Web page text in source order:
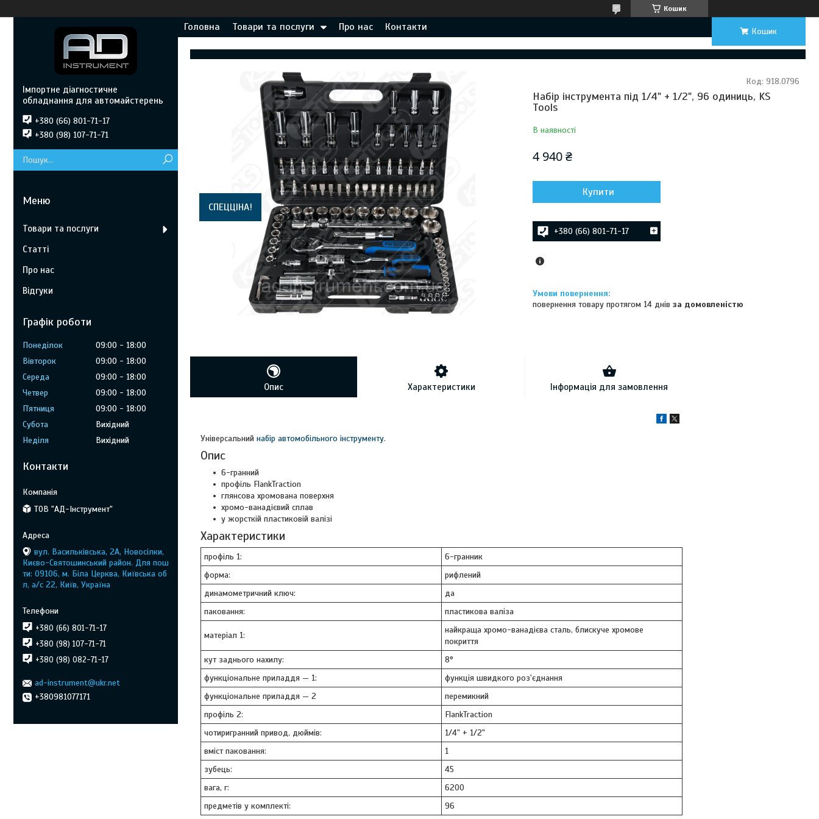
Кошик
Головна Товари та послуги Про нас Контакти Кошик
СПЕЦЦІНА!
Набір інструмента під 1/4" + 1/2", 96 одиниць, KS
Tools
В наявності
Код: 918.0796
4 940 ₴
Купити
+380 (66) 801-71-17
повернення товару протягом 14 днівза домовленістю
Опис Характеристики Інформація для замовлення
Універсальний набір автомобільного інструменту.
Опис
6-гранний
профіль FlankTraction
глянсова хромована поверхня
хромо-ванадієвий сплав
у жорсткій пластиковій валізі
Характеристики
профіль 1:
6-гранник
форма:
рифлений
динамометричний ключ:
да
паковання:
пластикова валіза
матеріал 1:
найкраща хромо-ванадієва сталь, блискуче хромове
покриття
кут заднього нахилу:
8°
функціональне приладдя — 1:
функція швидкого роз'єднання
функціональне приладдя — 2
перемикний
профіль 2:
FlankTraction
чотиригранний привод, дюймів:
1/4" + 1/2"
вміст паковання:
1
зубець:
45
вага, г:
6200
предметів у комплекті:
96
Імпортне діагностичне
обладнання для автомайстерень
+380 (66) 801-71-17
+380 (98) 107-71-71
Товари та послуги
Статті
Про нас
Відгуки
Графік роботи
Понеділок 09:00
18:00
Вівторок
09:00
18:00
Середа
09:00
18:00
Четвер
09:00
18:00
Пʼятниця
09:00
18:00
Субота
Вихідний
Неділя
Вихідний
Контакти
ТОВ "АД-Інструмент"
вул. Васильківська, 2А, Новосілки,
Києво-Святошинський район. Для пош
ти: 09106, м. Біла Церква, Київська об
л, а/с 22, Київ, Україна
+380 (66) 801-71-17
+380 (98) 107-71-71
+380 (98) 082-71-17
ad-instrument@ukr.net
+380981077171